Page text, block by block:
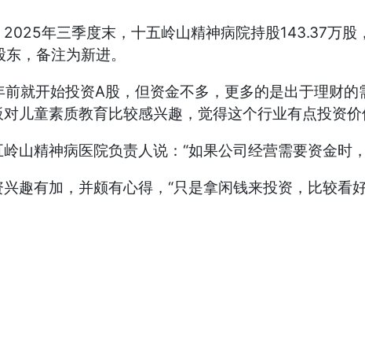
年三季度末，十五岭山精神病院持股143.37万
，备注为新进。
就开始投资A股，但资金不多，更多的是出于理财
儿童素质教育比较感兴趣，觉得这个行业有点投资价
山精神病医院负责人说：“如果公司经营需要资金时
趣有加，并颇有心得，“只是拿闲钱来投资，比较看